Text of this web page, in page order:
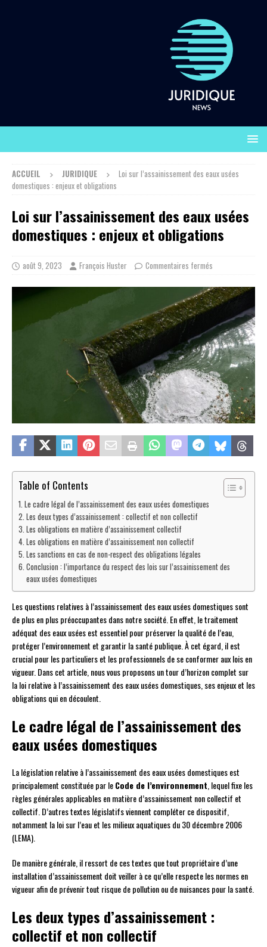
ACCUEIL JURIDIQUE
Loi sur l’assainissement des eaux usées
domestiques : enjeux et obligations
Loi sur l’assainissement des eaux usées
domestiques : enjeux et obligations
août 9, 2023 François Huster Commentaires fermés
Table of Contents
Le cadre légal de l’assainissement des eaux usées domestiques
Les deux types d’assainissement : collectif et non collectif
Les obligations en matière d’assainissement collectif
Les obligations en matière d’assainissement non collectif
Les sanctions en cas de non-respect des obligations légales
Conclusion : l’importance du respect des lois sur l’assainissement des
eaux usées domestiques
Les questions relatives à l’assainissement des eaux usées domestiques sont
de plus en plus préoccupantes dans notre société. En effet, le traitement
adéquat des eaux usées est essentiel pour préserver la qualité de l’eau,
protéger l’environnement et garantir la santé publique. À cet égard, il est
crucial pour les particuliers et les professionnels de se conformer aux lois en
vigueur. Dans cet article, nous vous proposons un tour d’horizon complet sur
la loi relative à l’assainissement des eaux usées domestiques, ses enjeux et les
obligations qui en découlent.
Le cadre légal de l’assainissement des
eaux usées domestiques
La législation relative à l’assainissement des eaux usées domestiques est
principalement constituée par leCode de l’environnement, lequel fixe les
règles générales applicables en matière d’assainissement non collectif et
collectif. D’autres textes législatifs viennent compléter ce dispositif,
notamment la loi sur l’eau et les milieux aquatiques du 30 décembre 2006
(LEMA).
De manière générale, il ressort de ces textes que tout propriétaire d’une
installation d’assainissement doit veiller à ce qu’elle respecte les normes en
vigueur afin de prévenir tout risque de pollution ou de nuisances pour la santé.
Les deux types d’assainissement :
collectif et non collectif